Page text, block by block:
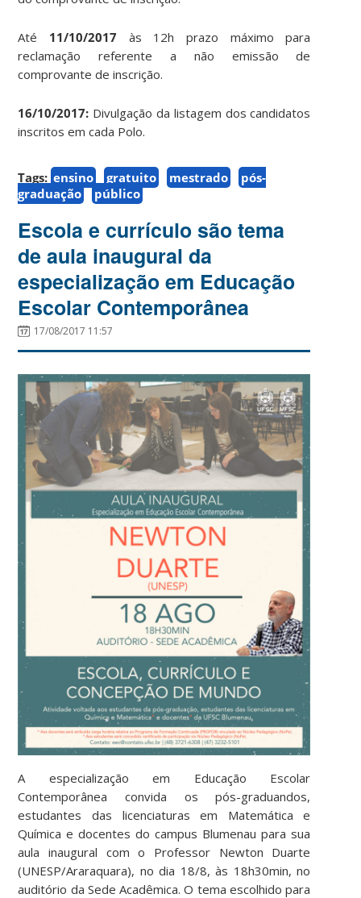
Até 11/10/2017 às 12h prazo máximo para
reclamação referente a não emissão de
comprovante de inscrição.
16/10/2017: Divulgação da listagem dos candidatos
inscritos em cada Polo.
Tags: ensino gratuito mestrado
pós-
graduação
público
Escola e currículo são tema
de aula inaugural da
especialização em Educação
Escolar Contemporânea
17/08/2017 11:57
A especialização em Educação Escolar
Contemporânea convida os pós-graduandos,
estudantes das licenciaturas em Matemática e
Química e docentes do campus Blumenau para sua
aula inaugural com o Professor Newton Duarte
(UNESP/Araraquara), no dia 18/8, às 18h30min, no
auditório da Sede Acadêmica. O tema escolhido para